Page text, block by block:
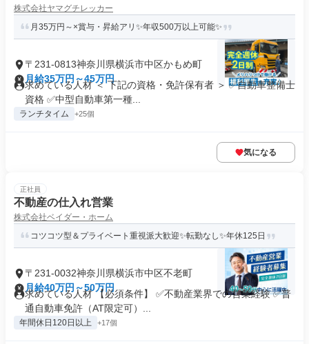
株式会社ヤマグチレッカー
月35万円～×賞与・昇給アリ✨年収500万以上可能✨
〒231-0813神奈川県横浜市中区かもめ町
月給35万円～45万円
求めている人材 ＜ 下記の資格・免許保有者 ＞ ✅自動車整備士
資格 ✅中型自動車第一種...
ランチタイム +25個
気になる
正社員
不動産の仕入れ営業
株式会社ベイダー・ホーム
コツコツ型＆プライベート重視派大歓迎✨転勤なし✨年休125日
〒231-0032神奈川県横浜市中区不老町
月給40万円～50万円
求めている人材 【必須条件】 ✅不動産業界での営業経験 ✅普
通自動車免許（AT限定可）...
年間休日120日以上 +17個